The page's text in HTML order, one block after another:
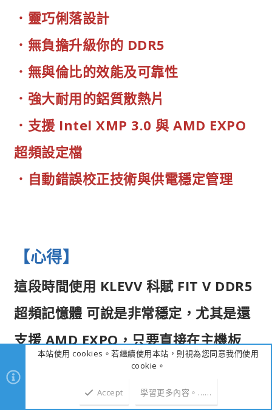
．靈巧俐落設計
．無負擔升級你的 DDR5
．無與倫比的效能及可靠性
．強大耐用的鋁質散熱片
．支援 Intel XMP 3.0 與 AMD EXPO
超頻設定檔
．自動錯誤校正技術與供電穩定管理
【心得】
這段時間使用 KLEVV 科賦 FIT V DDR5
超頻記憶體 可說是非常穩定，尤其是還
支援 AMD EXPO，只要直接在主機板
BIOS調整就可以直接使用。
本站使用 cookies。若繼續使用本站，則視為您同意我們使用
cookie。
Accept 學習更多內容。……